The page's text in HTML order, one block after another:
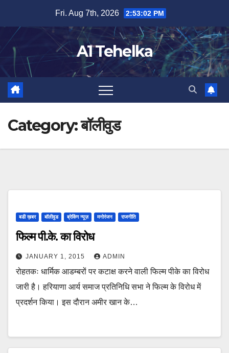
content
Fri. Aug 7th, 2026 2:53:02 PM
A1 Tehelka
Category:बॉलीवुड
बडी ख़बर बॉलीवुड ब्रेकिंग न्यूज़ मनोरंजन राजनीति
फिल्म पी.के. का विरोध
JANUARY 1, 2015 ADMIN
रोहतकः धार्मिक आडम्बरों पर कटाक्ष करने वाली फिल्म पीके का विरोध
जारी है। हरियाणा आर्य समाज प्रतिनिधि सभा ने फिल्म के विरोध में
प्रदर्शन किया। इस दौरान अमीर खान के…